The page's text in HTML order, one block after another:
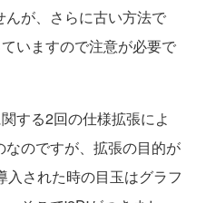
んが、さらに古い方法で
いますので注意が必要で
する2回の仕様拡張によ
なのですが、拡張の目的が
された時の目玉はグラフ